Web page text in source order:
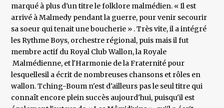
marqué à plus d'un titre le folklore malmédien. « Il est
arrivé à Malmedy pendant la guerre, pour venir secourir
sa soeur qui tenait une boucherie » . Très vite, il a intégré
les Rythme Boys, orchestre régional, puis mais il fut
membre actif du Royal Club Wallon, la Royale
Malmédienne, et l'Harmonie de la Fraternité pour
lesquellesil a écrit de nombreuses chansons et rôles en
wallon. Tching-Boum n'est d'ailleurs pas le seul titre qui
connaît encore plein succès aujourd'hui, puisqu'il est